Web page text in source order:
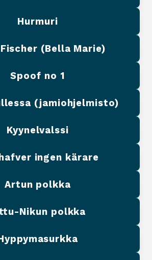
Hurmuri
(Bella Marie)
Spoof no 1
(jamiohjelmisto)
Kyynelvalssi
ingen kärare
Artun polkka
Nikun polkka